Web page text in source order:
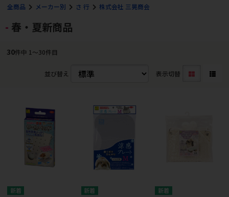
全商品 メーカー別 さ 行 株式会社 三晃商会
春・夏新商品
30件中 1〜30件目
並び替え 表示切替